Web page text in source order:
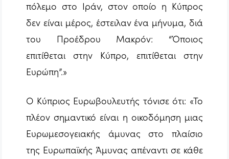
πόλεμο στο Ιράν, στον οποίο η Κύπρος
δεν είναι μέρος, έστειλαν ένα μήνυμα, διά
του Προέδρου Μακρόν: “Όποιος
επιτίθεται στην Κύπρο, επιτίθεται στην
Ευρώπη”.»
Ο Κύπριος Ευρωβουλευτής τόνισε ότι: «Το
πλέον σημαντικό είναι η οικοδόμηση μιας
Ευρωμεσογειακής άμυνας στο πλαίσιο
της Ευρωπαϊκής Άμυνας απέναντι σε κάθε